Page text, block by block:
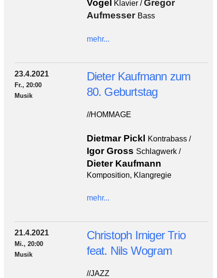
Vogel
Klavier /Gregor
Aufmesser Bass
mehr...
23.4.2021
Fr., 20:00
Musik
Dieter Kaufmann zum
80. Geburtstag
//HOMMAGE
Dietmar Pickl Kontrabass /
Igor Gross Schlagwerk /
Dieter Kaufmann
Komposition, Klangregie
mehr...
21.4.2021
Mi., 20:00
Musik
Christoph Irniger Trio
feat. Nils Wogram
//JAZZ